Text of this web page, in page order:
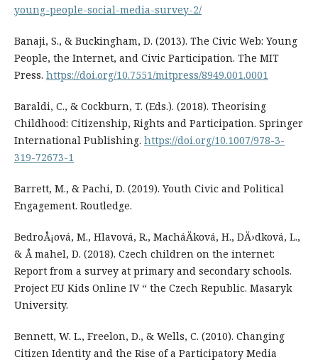
young-people-social-media-survey-2/
Banaji, S., & Buckingham, D. (2013). The Civic Web: Young
People, the Internet, and Civic Participation. The MIT
Press. https://doi.org/10.7551/mitpress/8949.001.0001
Baraldi, C., & Cockburn, T. (Eds.). (2018). Theorising
Childhood: Citizenship, Rights and Participation. Springer
International Publishing. https://doi.org/10.1007/978-3-
319-72673-1
Barrett, M., & Pachi, D. (2019). Youth Civic and Political
Engagement. Routledge.
BedroÅ¡ová, M., Hlavová, R., MacháÄková, H., DÄ›dková, L.,
& Å mahel, D. (2018). Czech children on the internet:
Report from a survey at primary and secondary schools.
Project EU Kids Online IV “ the Czech Republic. Masaryk
University.
Bennett, W. L., Freelon, D., & Wells, C. (2010). Changing
Citizen Identity and the Rise of a Participatory Media